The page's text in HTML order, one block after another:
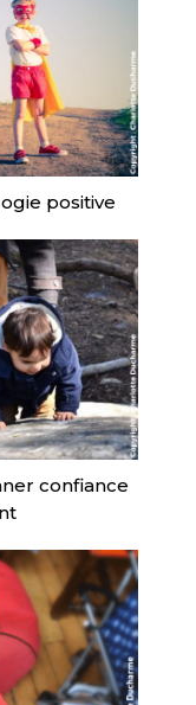
positive
confiance